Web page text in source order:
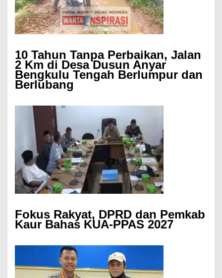
10 Tahun Tanpa Perbaikan, Jalan
2 Km di Desa Dusun Anyar
Bengkulu Tengah Berlumpur dan
Berlubang
Fokus Rakyat, DPRD dan Pemkab
Kaur Bahas KUA-PPAS 2027